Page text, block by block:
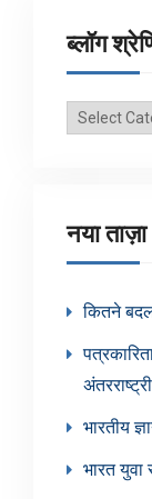
ब्लॉग
ब्लॉग
नया ताज़ा
कितने
भारतीय
भारत